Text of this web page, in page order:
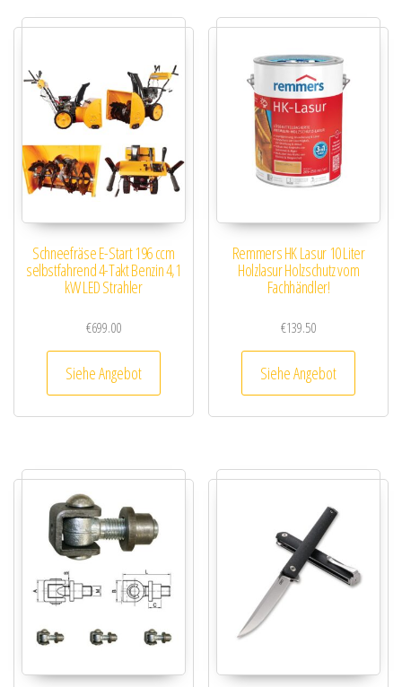
Schneefräse E-Start 196 ccm
selbstfahrend 4-Takt Benzin 4,1
kW LED Strahler
€699.00
Siehe Angebot
Remmers HK Lasur 10 Liter
Holzlasur Holzschutz vom
Fachhändler!
€139.50
Siehe Angebot